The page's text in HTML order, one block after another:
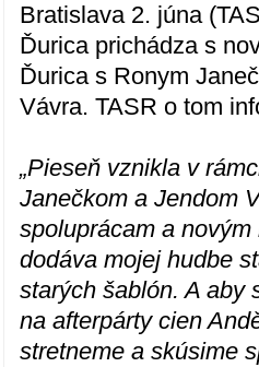
Bratislava 2. júna
Ďurica prichádza s
Ďurica s Ronym
Vávra. TASR o tom
„Pieseň vznikla v
Janečkom a Jendom
spoluprácam a
dodáva mojej hudbe
starých šablón. A aby
na afterpárty cien
stretneme a skúsime